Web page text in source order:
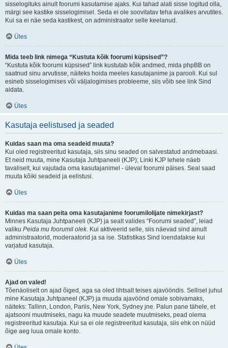
sisselogituks ainult foorumi kasutamise ajaks. Kui tahad alati sisse logitud olla,
märgi see kastike sisselogimisel. Seda ei ole soovitatav teha avalikes arvutites.
Kui sa ei näe seda kastikest, on administraator selle keelanud.
Üles
Mida teeb link nimega “Kustuta kõik foorumi küpsised”?
“Kustuta kõik foorumi küpsised” link kustutab kõik andmed, mida phpBB on
saatnud sinu arvutisse, näiteks hoida meeles kasutajanime ja parooli. Kui sul
esineb sisselogimises või väljalogimises probleeme, siis võib see link Sind
aidata.
Üles
Kasutaja eelistused ja seaded
Kuidas saan ma oma seadeid muuta?
Kui oled registreeritud kasutaja, siis sinu seaded on salvestatud andmebaasi.
Et neid muuta, mine Kasutaja Juhtpaneeli (KJP); Linki KJP lehele näeb
tavaliselt, kui vajutada oma kasutajanimel - üleval foorumi päises. Seal saad
muuta kõiki seadeid ja eelistusi.
Üles
Kuidas ma saan peita oma kasutajanime foorumilolijate nimekirjast?
Minnes Kasutaja Juhtpaneeli (KJP) ja sealt valides “Foorumi seaded”, leiad
valiku Peida mu foorumil olek. Kui aktiveerid selle, siis näevad sind ainult
administraatorid, moderaatorid ja sa ise. Statistikas Sind loendatakse kui
varjatud kasutaja.
Üles
Ajad on valed!
Tõenäoliselt on ajad õiged, aga sa oled lihtsalt teises ajavööndis. Sellisel juhul
mine Kasutaja Juhtpaneel (KJP) ja muuda ajavöönd omale sobivamaks,
näiteks: Tallinn, London, Pariis, New York, Sydney jne. Palun pane tähele, et
ajatsooni muutmiseks, nagu ka muude seadete muutmiseks, pead olema
registreeritud kasutaja. Kui sa ei ole registreeritud kasutaja, siis ehk on nüüd
õige aeg luua omale konto.